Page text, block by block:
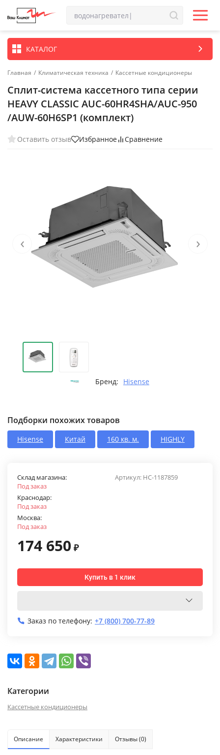
КАТАЛОГ
Главная / Климатическая техника / Кассетные кондиционеры
Сплит-система кассетного типа серии
HEAVY CLASSIC AUC-60HR4SHA/AUC-950
/AUW-60H6SP1 (комплект)
Оставить отзыв Избранное Сравнение
‹ ›
Бренд: Hisense
Подборки похожих товаров
Hisense Китай 160 кв. м. HIGHLY
Артикул: НС-1187859
Склад магазина:
Под заказ
Краснодар:
Под заказ
Москва:
Под заказ
174 650 ₽
Купить в 1 клик
Заказ по телефону: +7 (800) 700-77-89
Категории
Кассетные кондиционеры
Описание Характеристики Отзывы (0)